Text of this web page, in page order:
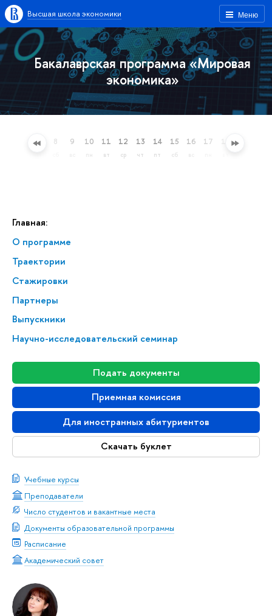
Меню
Высшая школа экономики
Бакалаврская программа «Мировая
экономика»
7 8 9 10
пн
11
вт
12
ср
13
чт
14
пт
15
сб
16 17 18 19
Главная:
О программе
Траектории
Стажировки
Партнеры
Выпускники
Научно-исследовательский семинар
Подать документы
Приемная комиссия
Для иностранных абитуриентов
Скачать буклет
Учебные курсы
Преподаватели
Число студентов и вакантные места
Документы образовательной программы
Расписание
Академический совет